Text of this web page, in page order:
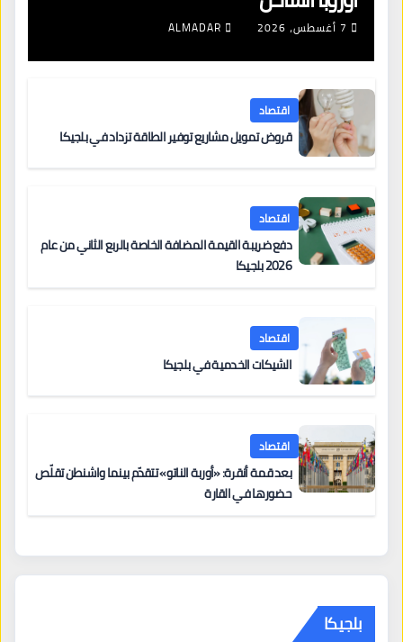
7 أغسطس، 2026 ALMADAR
اقتصاد
قروض تمويل مشاريع توفير الطاقة تزداد في بلجيكا
اقتصاد
دفع ضريبة القيمة المضافة الخاصة بالربع الثاني من عام
2026 بلجيكا
اقتصاد
الشيكات الخدمية في بلجيكا
اقتصاد
بعد قمة أنقرة: «أوربة الناتو» تتقدّم بينما واشنطن تقلّص
حضورها في القارة
بلجيكا